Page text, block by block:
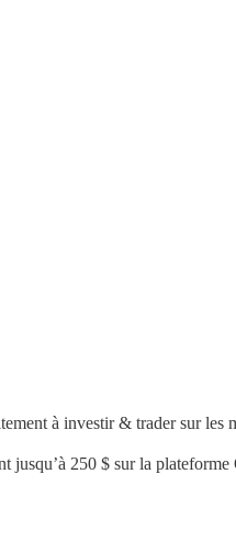
à investir & trader sur les
jusqu’à 250 $ sur la